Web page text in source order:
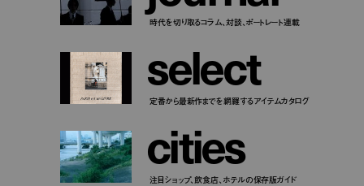
時代を切り取るコラム、対談、ポートレート連載
select
定番から最新作までを網羅するアイテムカタログ
cities
注目ショップ、飲食店、ホテルの保存版ガイド